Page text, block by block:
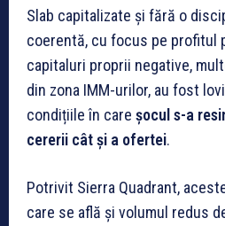
Slab capitalizate și fără o
coerentă, cu focus pe profitul
capitaluri proprii negative,
din zona IMM-urilor, au fost
condițiile în care șocul s-a
cererii cât și a ofertei.
Potrivit Sierra Quadrant,
care se află și volumul redus